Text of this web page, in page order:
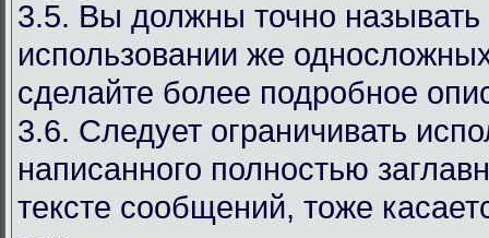
3.5. Вы должны точно
использовании же
сделайте более подробное
3.6. Следует ограничивать
написанного полностью
тексте сообщений, тоже